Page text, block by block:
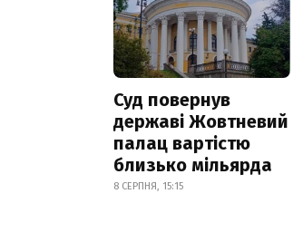
Суд повернув
державі Жовтневий
палац вартістю
близько мільярда
8 СЕРПНЯ, 15:15